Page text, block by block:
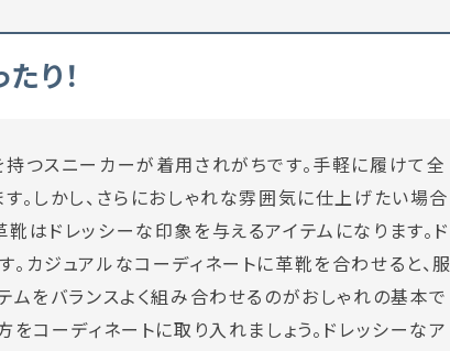
り！
つスニーカーが着用されがちです。手軽に履けて全
。しかし、さらにおしゃれな雰囲気に仕上げたい場合
はドレッシーな印象を与えるアイテムになります。ド
カジュアルなコーディネートに革靴を合わせると、服
ムをバランスよく組み合わせるのがおしゃれの基本で
コーディネートに取り入れましょう。ドレッシーなア